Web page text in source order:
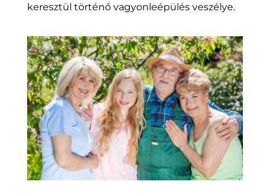
keresztül történő vagyonleépülés veszélye.